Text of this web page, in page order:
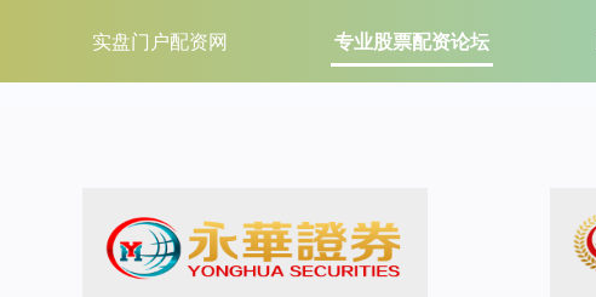
实盘门户配资网 专业股票配资论坛